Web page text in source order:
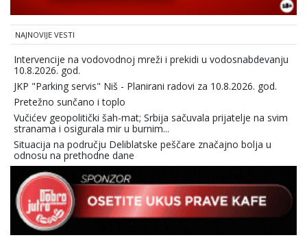
NAJNOVIJE VESTI
Intervencije na vodovodnoj mreži i prekidi u vodosnabdevanju
10.8.2026. god.
JKP "Parking servis" Niš - Planirani radovi za 10.8.2026. god.
Pretežno sunčano i toplo
Vučićev geopolitički šah-mat; Srbija sačuvala prijatelje na svim
stranama i osigurala mir u burnim...
Situacija na području Deliblatske peščare značajno bolja u
odnosu na prethodne dane